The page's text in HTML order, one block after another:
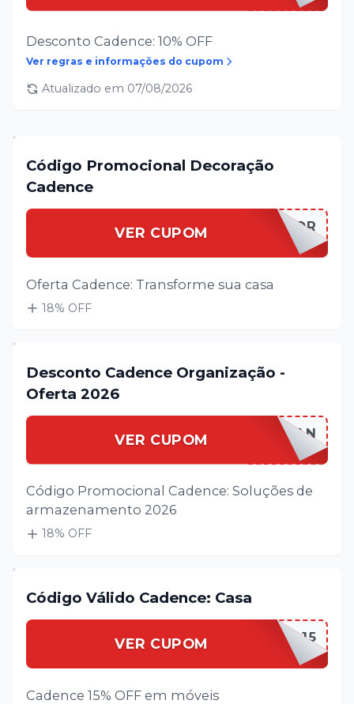
Desconto Cadence: 10% OFF
Ver regras e informações do cupom
Atualizado em 07/08/2026
Código Promocional Decoração
Cadence
VER CUPOMCADENCDECOR
Oferta Cadence: Transforme sua casa
18% OFF
Desconto Cadence Organização -
Oferta 2026
VER CUPOMCADENCORGAN
Código Promocional Cadence: Soluções de
armazenamento 2026
18% OFF
Código Válido Cadence: Casa
VER CUPOMCADENCCASA15
Cadence 15% OFF em móveis